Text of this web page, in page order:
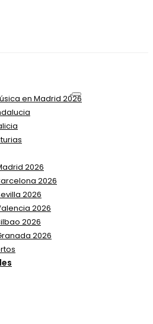
en Madrid 2026
2026
2026
2026
2026
2026
2026